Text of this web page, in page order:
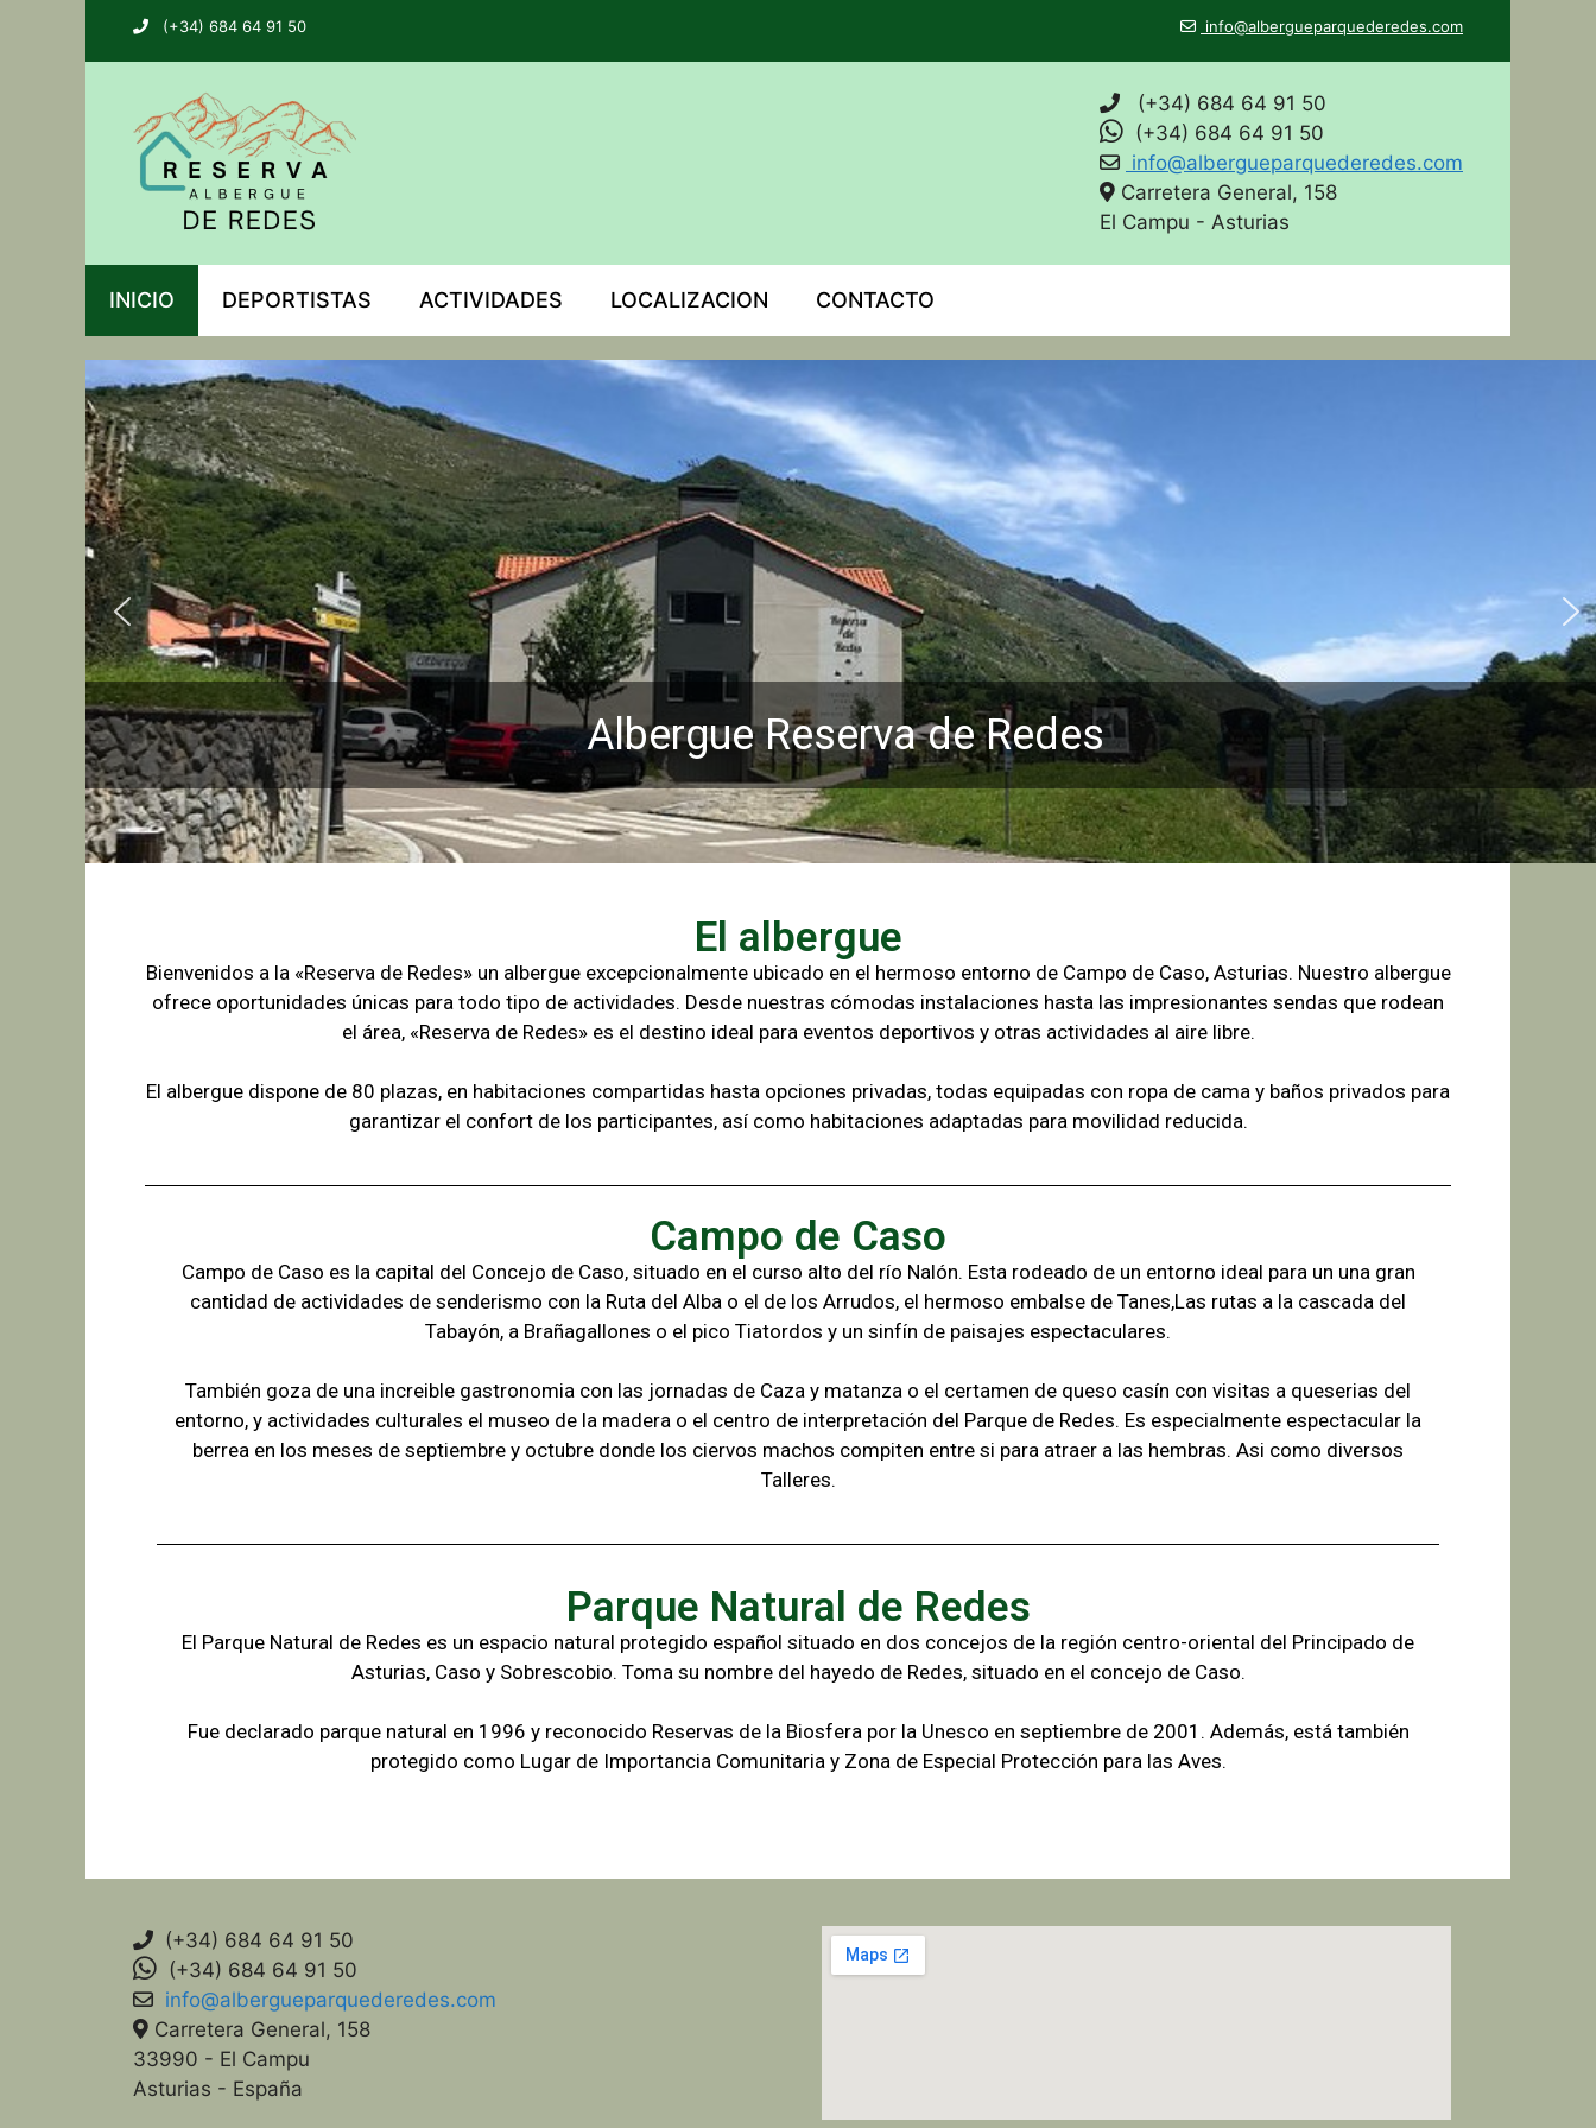
(+34) 684 64 91 50 info@albergueparquederedes.com
(+34) 684 64 91 50
(+34) 684 64 91 50
info@albergueparquederedes.com
Carretera General, 158
El Campu - Asturias
INICIO DEPORTISTAS ACTIVIDADES LOCALIZACION CONTACTO
Albergue Reserva de Redes
El albergue
Bienvenidos a la «Reserva de Redes» un albergue excepcionalmente ubicado en el hermoso entorno de Campo de Caso, Asturias. Nuestro albergue
ofrece oportunidades únicas para todo tipo de actividades. Desde nuestras cómodas instalaciones hasta las impresionantes sendas que rodean
el área, «Reserva de Redes» es el destino ideal para eventos deportivos y otras actividades al aire libre.
El albergue dispone de 80 plazas, en habitaciones compartidas hasta opciones privadas, todas equipadas con ropa de cama y baños privados para
garantizar el confort de los participantes, así como habitaciones adaptadas para movilidad reducida.
Campo de Caso
Campo de Caso es la capital del Concejo de Caso, situado en el curso alto del río Nalón. Esta rodeado de un entorno ideal para un una gran
cantidad de actividades de senderismo con la Ruta del Alba o el de los Arrudos, el hermoso embalse de Tanes,Las rutas a la cascada del
Tabayón, a Brañagallones o el pico Tiatordos y un sinfín de paisajes espectaculares.
También goza de una increible gastronomia con las jornadas de Caza y matanza o el certamen de queso casín con visitas a queserias del
entorno, y actividades culturales el museo de la madera o el centro de interpretación del Parque de Redes. Es especialmente espectacular la
berrea en los meses de septiembre y octubre donde los ciervos machos compiten entre si para atraer a las hembras. Asi como diversos
Talleres.
Parque Natural de Redes
El Parque Natural de Redes es un espacio natural protegido español situado en dos concejos de la región centro-oriental del Principado de
Asturias, Caso y Sobrescobio. Toma su nombre del hayedo de Redes, situado en el concejo de Caso.
Fue declarado parque natural en 1996 y reconocido Reservas de la Biosfera por la Unesco en septiembre de 2001. Además, está también
protegido como Lugar de Importancia Comunitaria y Zona de Especial Protección para las Aves.
(+34) 684 64 91 50
(+34) 684 64 91 50
info@albergueparquederedes.com
Carretera General, 158
33990 - El Campu
Asturias - España